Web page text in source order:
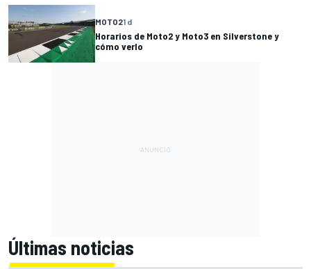
MOTO21 d
Horarios de Moto2 y Moto3 en Silverstone y
cómo verlo
Últimas noticias